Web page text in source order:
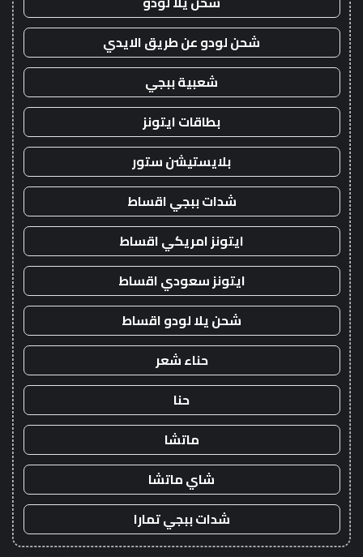
شحن لودو عن طريق الايدي
شعبية ببجي
بطاقات ايتونز
بلايستيشن ستور
شدات ببجي اقساط
ايتونز امريكي اقساط
ايتونز سعودي اقساط
شحن يلا لودو اقساط
حناء شعر
حنا
ماتشا
شاي ماتشا
شدات ببجي تمارا